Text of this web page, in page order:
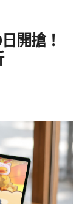
開搶！